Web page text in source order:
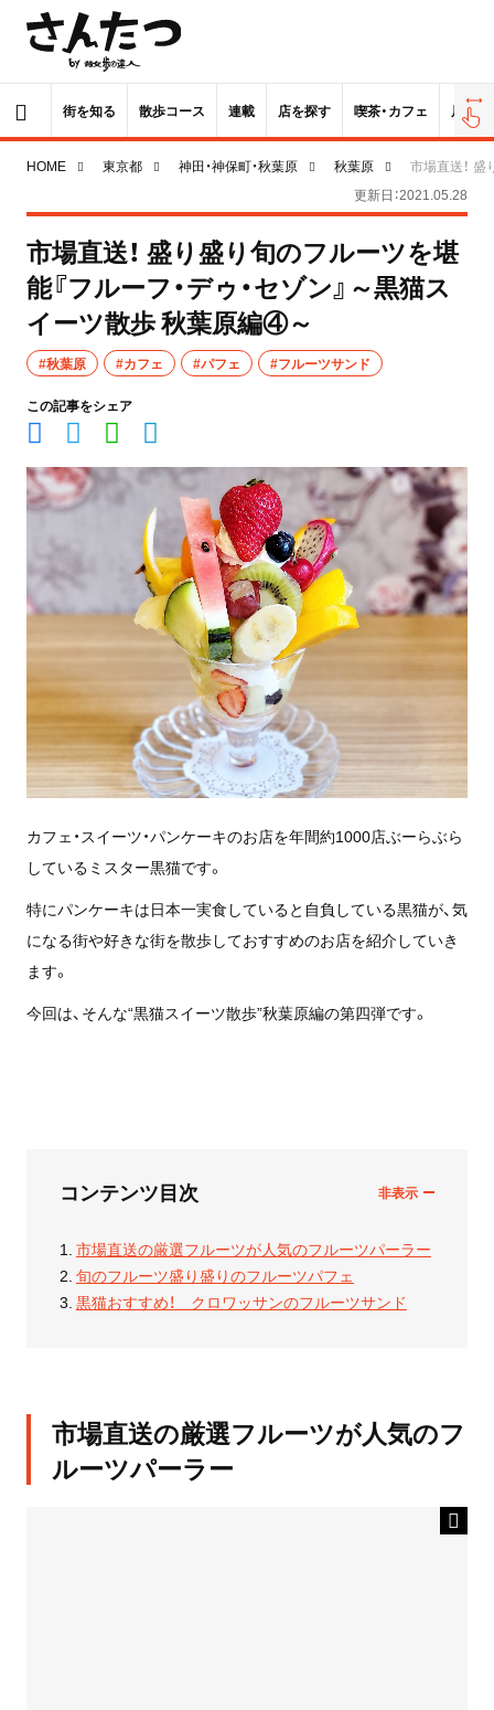
街を知る 散歩コース 連載 店を探す 喫茶・カフェ 居酒屋
HOME 東京都 神田・神保町・秋葉原 秋葉原
市場直送！
更新日：2021.05.28
市場直送！ 盛り盛り旬のフルーツを堪
能『フルーフ・デゥ・セゾン』～黒猫ス
イーツ散歩 秋葉原編④～
#秋葉原 #カフェ #パフェ #フルーツサンド
この記事をシェア
カフェ・スイーツ・パンケーキのお店を年間約1000店ぶーらぶら
しているミスター黒猫です。
特にパンケーキは日本一実食していると自負している黒猫が、気
になる街や好きな街を散歩しておすすめのお店を紹介していき
ます。
今回は、そんな“黒猫スイーツ散歩”秋葉原編の第四弾です。
コンテンツ目次
市場直送の厳選フルーツが人気のフルーツパーラー
旬のフルーツ盛り盛りのフルーツパフェ
黒猫おすすめ！ クロワッサンのフルーツサンド
市場直送の厳選フルーツが人気のフ
ルーツパーラー